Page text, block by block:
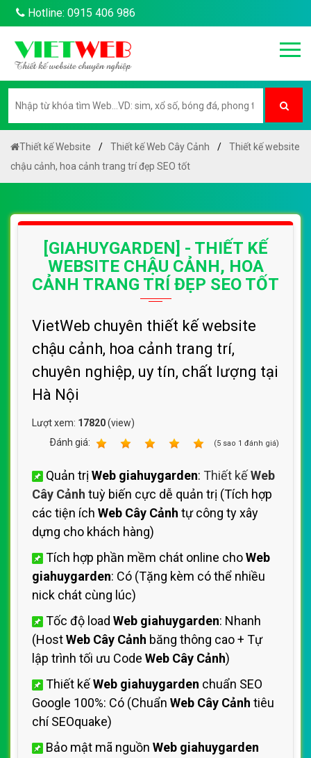
Hotline: 0915 406 986
Thiết kế Website Thiết kế Web Cây Cảnh
Thiết kế website
chậu cảnh, hoa cảnh trang trí đẹp SEO tốt
[GIAHUYGARDEN] - THIẾT KẾ
WEBSITE CHẬU CẢNH, HOA
CẢNH TRANG TRÍ ĐẸP SEO TỐT
VietWeb chuyên thiết kế website
chậu cảnh, hoa cảnh trang trí,
chuyên nghiệp, uy tín, chất lượng tại
Hà Nội
Lượt xem: 17820(view)
Ðánh giá:
(5 sao 1 đánh giá)
Quản trị Web giahuygarden: Thiết kếWeb
Cây Cảnh tuỳ biến cực dễ quản trị (Tích hợp
các tiện ích Web Cây Cảnh tự công ty xây
dựng cho khách hàng)
Tích hợp phần mềm chát online choWeb
giahuygarden: Có (Tặng kèm có thể nhiều
nick chát cùng lúc)
Tốc độ load Web giahuygarden: Nhanh
(HostWeb Cây Cảnh băng thông cao + Tự
lập trình tối ưu Code Web Cây Cảnh)
Thiết kếWeb giahuygarden chuẩn SEO
Google 100%: Có (Chuẩn Web Cây Cảnh tiêu
chí SEOquake)
Bảo mật mã nguồn Web giahuygarden